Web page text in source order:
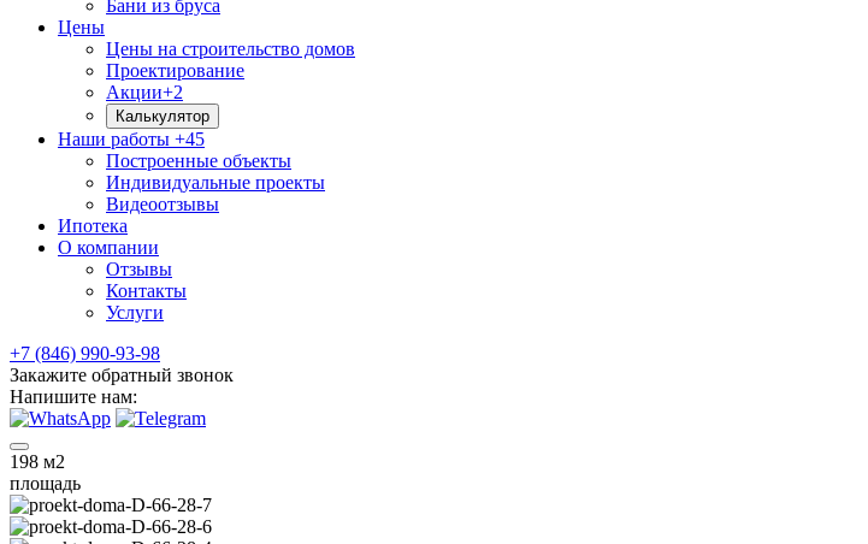
Бани из бруса
Цены
Цены на строительство домов
Проектирование
Акции+2
Калькулятор
Наши работы +45
Построенные объекты
Индивидуальные проекты
Видеоотзывы
Ипотека
О компании
Отзывы
Контакты
Услуги
+7 (846) 990-93-98
Закажите обратный звонок
Напишите нам:
198 м2
площадь